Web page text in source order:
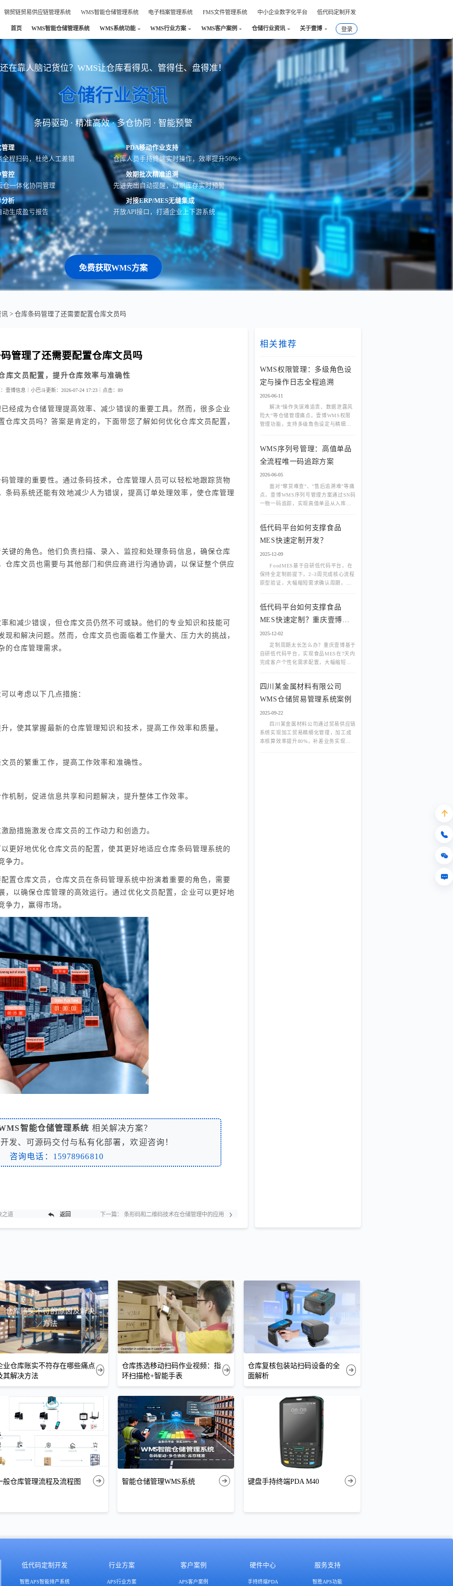
钢贸链贸易供应链管理系统 WMS智能仓储管理系统 电子档案管理系统 FMS文件管理系统 中小企业数字化平台 低代码定制开发
首页 WMS智能仓储管理系统 WMS系统功能 WMS行业方案 WMS客户案例 仓储行业资讯 关于壹博 登录
还在靠人脑记货位？WMS让仓库看得见、管得住、盘得准！
仓储行业资讯
条码驱动 · 精准高效 · 多仓协同 · 智能预警
管理
程扫码，杜绝人工差错
PDA移动作业支持
仓库人员手持终端实时操作，效率提升50%+
管控
仓一体化协同管理
效期批次精准追溯
先进先出自动提醒，过期库存实时预警
分析
动生成盈亏报告
对接ERP/MES无缝集成
开放API接口，打通企业上下游系统
免费获取WMS方案
讯 > 仓库条码管理了还需要配置仓库文员吗
管理了还需要配置仓库文员吗
库文员配置，提升仓库效率与准确性
壹博信息｜小巴斗更新：2026-07-24 17:23｜ 点击： 89
经成为仓储管理提高效率、减少错误的重要工具。然而，很多企业
库文员吗？答案是肯定的，下面带您了解如何优化仓库文员配置，
管理的重要性。通过条码技术，仓库管理人员可以轻松地跟踪货物
条码系统还能有效地减少人为错误，提高订单处理效率，使仓库管理
键的角色。他们负责扫描、录入、监控和处理条码信息，确保仓库
仓库文员也需要与其他部门和供应商进行沟通协调，以保证整个供应
和减少错误，但仓库文员仍然不可或缺。他们的专业知识和技能可
和解决问题。然而，仓库文员也面临着工作量大、压力大的挑战，
的仓库管理需求。
以考虑以下几点措施：
，使其掌握最新的仓库管理知识和技术，提高工作效率和质量。
员的繁重工作，提高工作效率和准确性。
机制，促进信息共享和问题解决，提升整体工作效率。
励措施激发仓库文员的工作动力和创造力。
更好地优化仓库文员的配置，使其更好地适应仓库条码管理系统的
争力。
置仓库文员，仓库文员在条码管理系统中扮演着重要的角色，需要
，以确保仓库管理的高效运行。通过优化文员配置，企业可以更好地
争力，赢得市场。
智能仓储管理系统 相关解决方案？
发、可源码交付与私有化部署，欢迎咨询！
咨询电话：15978966810
之道 返回 下一篇： 条形码和二维码技术在仓储管理中的应用
相关推荐
WMS权限管理：多级角色设
定与操作日志全程追溯
2026-06-11
解决“操作失误难追责、数据泄露风
险大”等仓储管理痛点。壹博WMS权限
管理功能，支持多级角色设定与精细化
库。
WMS序列号管理：高值单品
全流程唯一码追踪方案
2026-06-05
面对"窜货难查"、"售后追溯难"等痛
点，壹博WMS序列号管理方案通过SN码
一物一码追踪，实现高值单品从入库、
低代码平台如何支撑食品
MES快速定制开发？
2025-12-09
FoodMES基于自研低代码平台，在
保持全定制前提下，2–3周完成核心流程
原型验证，大幅缩短需求确认周期，降
低代码平台如何支撑食品
MES快速定制？重庆壹博实
践
2025-12-02
定制周期太长怎么办？重庆壹博基于
自研低代码平台，实现食品MES在7天内
完成客户个性化需求配置，大幅缩短交
四川某金属材料有限公司
WMS仓储贸易管理系统案例
2025-09-22
四川某金属材料公司通过贸易供应链
系统实现加工贸易精细化管理，加工成
本核算效率提升80%，补差业务实现全
业仓库账实不符存在哪些痛点
其解决方法
仓库拣选移动扫码作业视频：指
环扫描枪+智能手表
仓库复核包装站扫码设备的全
面解析
般仓库管理流程及流程图 智能仓储管理WMS系统 键盘手持终端PDA M40
低代码定制开发
智胜APS智能排产系统
行业方案
APS行业方案
客户案例
APS客户案例
硬件中心
手持终端PDA
服务支持
智胜APS功能